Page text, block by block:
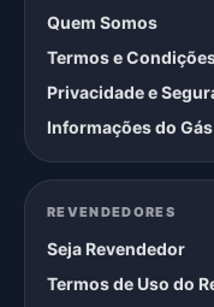
Quem Somos
Termos e
Privacidade e
Informações do Gás
REVENDEDORES
Seja Revendedor
Termos de Uso do